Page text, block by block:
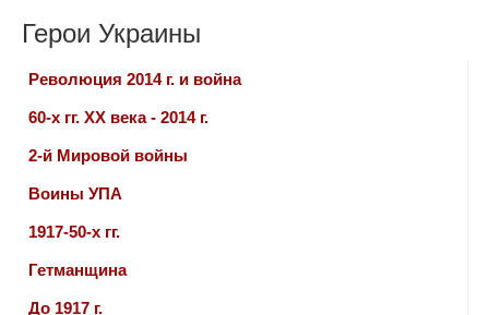
Герои Украины
Революция 2014 г. и война
60-х гг. ХХ века - 2014 г.
2-й Мировой войны
Воины УПА
1917-50-х гг.
Гетманщина
До 1917 г.